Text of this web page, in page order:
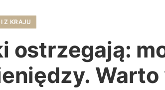
Z KRAJU
ostrzegają: